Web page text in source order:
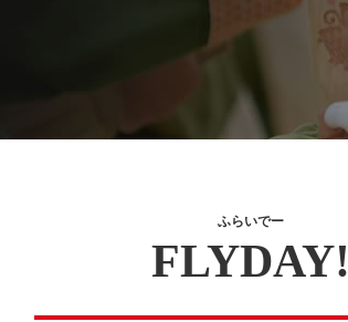
FLYDAY!
ふらいでー